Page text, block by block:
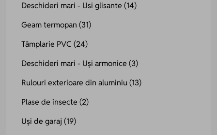
Deschideri mari - Usi glisante (14)
Geam termopan (31)
Tâmplarie PVC (24)
Deschideri mari - Uși armonice (3)
Rulouri exterioare din aluminiu(13)
Plase de insecte (2)
Uși de garaj(19)